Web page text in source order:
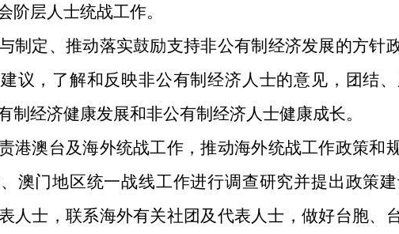
阶层人士统战工作。
与制定、推动落实鼓励支持非公有制经济发展的方
议，了解和反映非公有制经济人士的意见，团结
制经济健康发展和非公有制经济人士健康成长。
责港澳台及海外统战工作，推动海外统战工作政策
澳门地区统一战线工作进行调查研究并提出政策
人士，联系海外有关社团及代表人士，做好台胞、